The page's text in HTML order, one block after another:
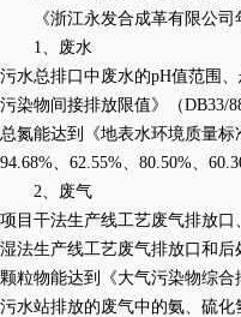
《浙江永发合成革有限公司
1、废水
污水总排口中废水的pH值范围
污染物间接排放限值》（DB33/
总氮能达到《地表水环境质量标
94.68%、62.55%、80.50%、
2、废气
项目干法生产线工艺废气排放
湿法生产线工艺废气排放口和后
颗粒物能达到《大气污染物综合
污水站排放的废气中的氨、硫